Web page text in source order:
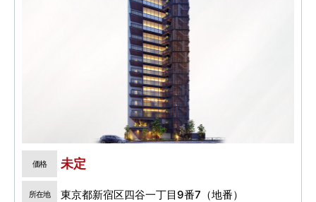
価格 未定
所在地 東京都新宿区四谷一丁目9番7（地番）